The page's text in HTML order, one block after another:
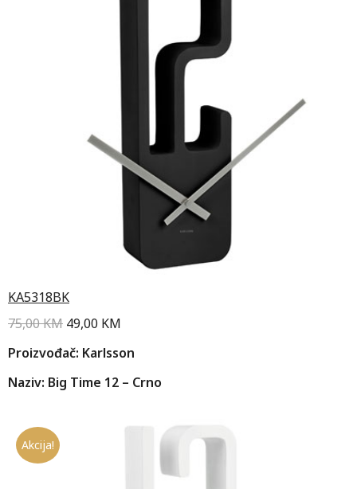
KA5318BK
75,00KM 49,00 KM
Proizvođač: Karlsson
Naziv: Big Time 12 – Crno
Akcija!